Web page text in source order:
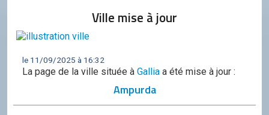
Génération City
L'UNIVERS GC
Le forum
Discord
Ville mise à jour
le 11/09/2025 à 16:32
La page de la ville située à Gallia a été mise à jour :
Ampurda